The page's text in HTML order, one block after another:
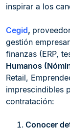
inspirar a los
Cegid,
gestión
finanzas (ERP,
Humanos
Retail,
imprescindibles
contratación:
Conocer